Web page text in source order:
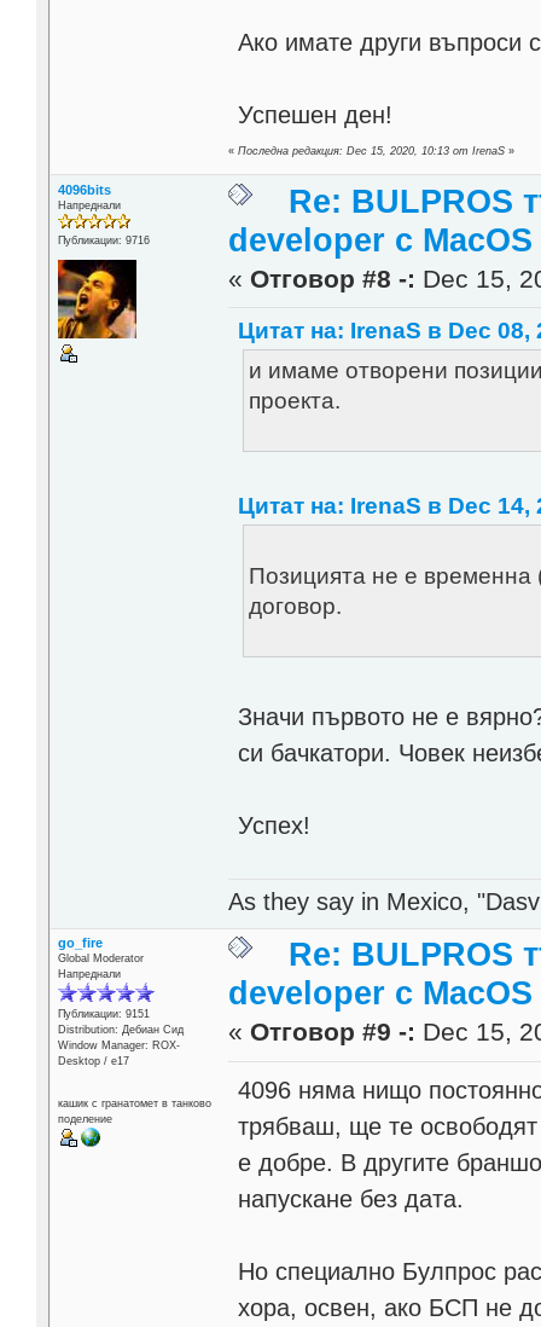
Ако имате други въпроси
Успешен ден!
«Последна редакция: Dec 15, 2020, 10:13 от IrenaS »
4096bits
Напреднали
Публикации: 9716
Re: BULPROS
developer c MacOS
« Отговор #8 -: Dec 15,
Цитат на: IrenaS в Dec 08,
и имаме отворени
проекта.
Цитат на: IrenaS в Dec 14,
Позицията не е временна
договор.
Значи първото не е
си бачкатори. Човек
Успех!
As they say in Mexico,
go_fire
Global Moderator
Напреднали
Публикации: 9151
Distribution: Дебиан Сид
Window Manager: ROX-
Desktop / е17
кашик с гранатомет в танково
поделение
Re: BULPROS
developer c MacOS
« Отговор #9 -: Dec 15,
4096 няма нищо
трябваш, ще те
е добре. В другите
напускане без дата.
Но специално Булпрос
хора, освен, ако БСП не